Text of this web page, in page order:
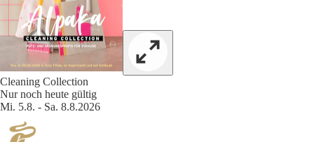
Cleaning Collection
Nur noch heute gültig
Mi. 5.8. - Sa. 8.8.2026